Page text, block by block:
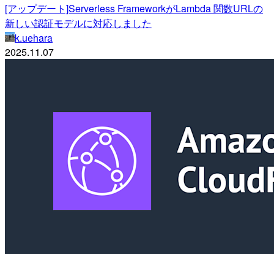
[アップデート]Serverless FrameworkがLambda 関数URLの
新しい認証モデルに対応しました
k.uehara
2025.11.07